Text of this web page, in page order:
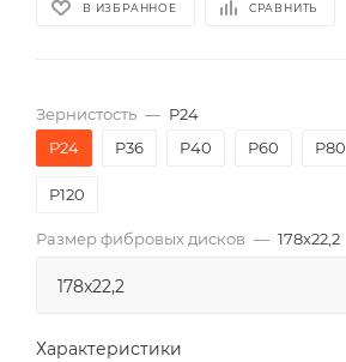
В ИЗБРАННОЕ СРАВНИТЬ
Зернистость — P24
P24
P36 P40 P60 P80
P120
Размер фибровых дисков — 178x22,2
Характеристики